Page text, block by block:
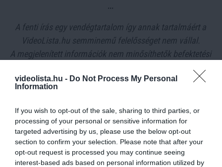
videolista.hu - Do Not Process My Personal
Information
If you wish to opt-out of the sale, sharing to third parties, or
processing of your personal or sensitive information for
targeted advertising by us, please use the below opt-out
section to confirm your selection. Please note that after your
opt-out request is processed you may continue seeing
interest-based ads based on personal information utilized by
...
A fenti írás egy vendégtartalom így annak tartalmáért a
VideoLista.hu semminemű felelősséget nem vállal.
A megjelenített információk nem minősíthetők befektetési
tanácsadásnak, befektetési ajánlásnak, értékpapír /
kriptovaluta / token / ICO stb. jegyzésére, vételére,
tájékoztatásul szolgálnak. Minden befektetés esetében
kiemelten fontos az azt megalapozó információk és
lehetőségek széleskörű megismerése. Fektessen be
megfontoltan, járjon el pénzügyeiben felelősségteljesen! A
kripto-befektetések kockázata és volatilitása kiemelkedően